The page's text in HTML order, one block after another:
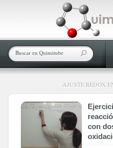
AJUSTE REDOX
con